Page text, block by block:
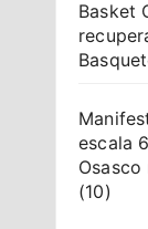
Basket
escala
(10)